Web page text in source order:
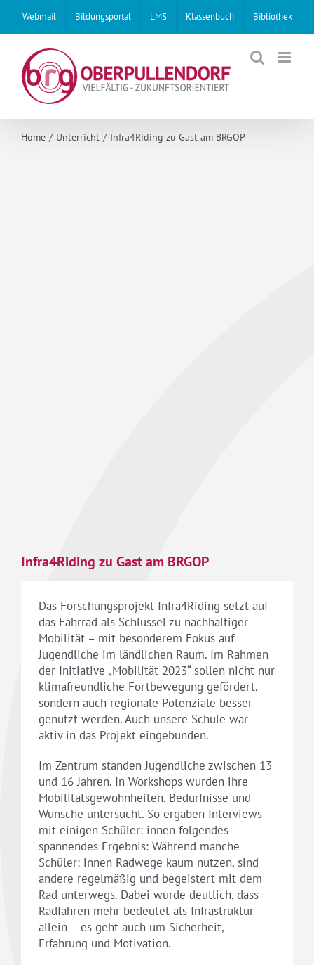
content
Webmail Bildungsportal LMS Klassenbuch Bibliothek
Home Unterricht Infra4Riding zu Gast am BRGOP
Infra4Riding zu Gast am BRGOP
Das Forschungsprojekt Infra4Riding setzt auf
das Fahrrad als Schlüssel zu nachhaltiger
Mobilität – mit besonderem Fokus auf
Jugendliche im ländlichen Raum. Im Rahmen
der Initiative „Mobilität 2023“ sollen nicht nur
klimafreundliche Fortbewegung gefördert,
sondern auch regionale Potenziale besser
genutzt werden. Auch unsere Schule war
aktiv in das Projekt eingebunden.
Im Zentrum standen Jugendliche zwischen 13
und 16 Jahren. In Workshops wurden ihre
Mobilitätsgewohnheiten, Bedürfnisse und
Wünsche untersucht. So ergaben Interviews
mit einigen Schüler: innen folgendes
spannendes Ergebnis: Während manche
Schüler: innen Radwege kaum nutzen, sind
andere regelmäßig und begeistert mit dem
Rad unterwegs. Dabei wurde deutlich, dass
Radfahren mehr bedeutet als Infrastruktur
allein – es geht auch um Sicherheit,
Erfahrung und Motivation.